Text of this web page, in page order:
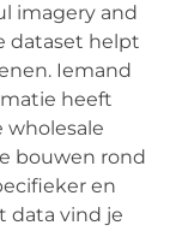
imagery and
dataset helpt
Iemand
heeft
wholesale
bouwen rond
en
data vind je